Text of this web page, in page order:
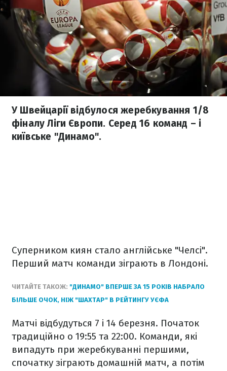
У Швейцарії відбулося жеребкування 1/8
фіналу Ліги Європи. Серед 16 команд – і
київське "Динамо".
Суперником киян стало англійське "Челсі".
Перший матч команди зіграють в Лондоні.
ЧИТАЙТЕ ТАКОЖ: "ДИНАМО" ВПЕРШЕ ЗА 15 РОКІВ НАБРАЛО
БІЛЬШЕ ОЧОК, НІЖ "ШАХТАР" В РЕЙТИНГУ УЄФА
Матчі відбудуться 7 і 14 березня. Початок
традиційно о 19:55 та 22:00. Команди, які
випадуть при жеребкуванні першими,
спочатку зіграють домашній матч, а потім